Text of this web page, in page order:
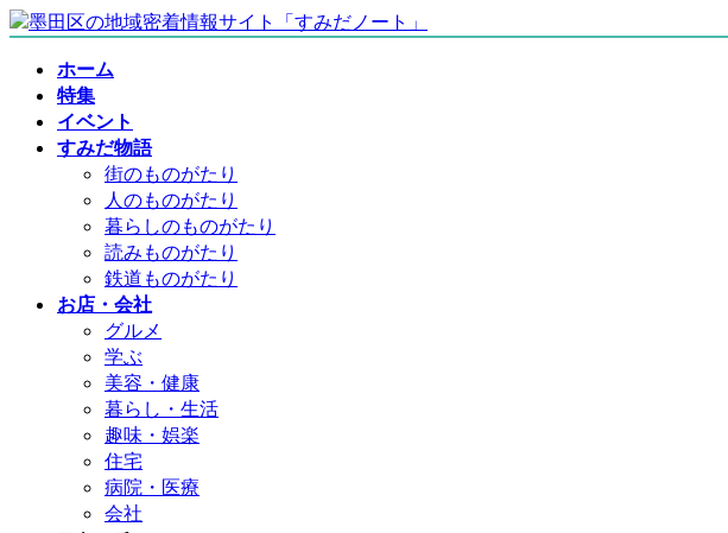
コ
ナ
ホーム
特集
イベント
すみだ物語
街のものがたり
人のものがたり
暮らしのものがたり
読みものがたり
鉄道ものがたり
お店・会社
グルメ
学ぶ
美容・健康
暮らし・生活
趣味・娯楽
住宅
病院・医療
会社